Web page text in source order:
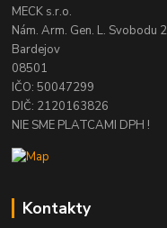
MECK s.r.o.
Nám. Arm. Gen. L. Svobodu
Bardejov
08501
IČO: 50047299
DIČ: 2120163826
NIE SME PLATCAMI DPH !
Kontakty